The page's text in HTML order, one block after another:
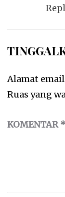
Alamat
Ruas yang
KOMENTAR*